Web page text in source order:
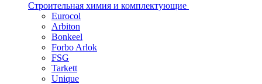
Строительная химия и комплектующие
Eurocol
Arbiton
Bonkeel
Forbo Arlok
FSG
Tarkett
Unique